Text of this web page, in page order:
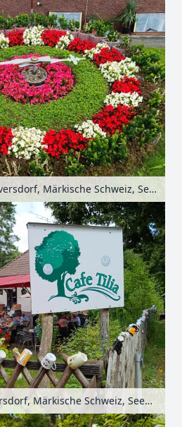
Blumenuhr in Waldsieversdorf, Märkische Schweiz, Seenland Oder-Spree, Brandenburg, Deutschland
Café Tilia in Waldsieversdorf, Märkische Schweiz, Seenland Oder-Spree, Brandenburg, Deutschland